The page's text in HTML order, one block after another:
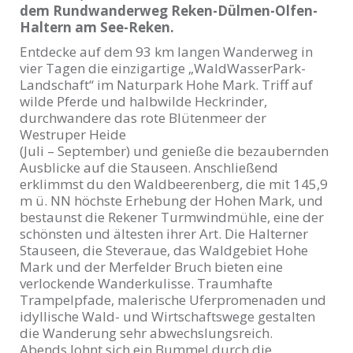
dem Rundwanderweg Reken-Dülmen-Olfen-
Haltern am See-Reken.
Entdecke auf dem 93 km langen Wanderweg in
vier Tagen die einzigartige „WaldWasserPark-
Landschaft“ im Naturpark Hohe Mark. Triff auf
wilde Pferde und halbwilde Heckrinder,
durchwandere das rote Blütenmeer der
Westruper Heide
(Juli – September) und genieße die bezaubernden
Ausblicke auf die Stauseen. Anschließend
erklimmst du den Waldbeerenberg, die mit 145,9
m ü. NN höchste Erhebung der Hohen Mark, und
bestaunst die Rekener Turmwindmühle, eine der
schönsten und ältesten ihrer Art. Die Halterner
Stauseen, die Steveraue, das Waldgebiet Hohe
Mark und der Merfelder Bruch bieten eine
verlockende Wanderkulisse. Traumhafte
Trampelpfade, malerische Uferpromenaden und
idyllische Wald- und Wirtschaftswege gestalten
die Wanderung sehr abwechslungsreich.
Abends lohnt sich ein Bummel durch die